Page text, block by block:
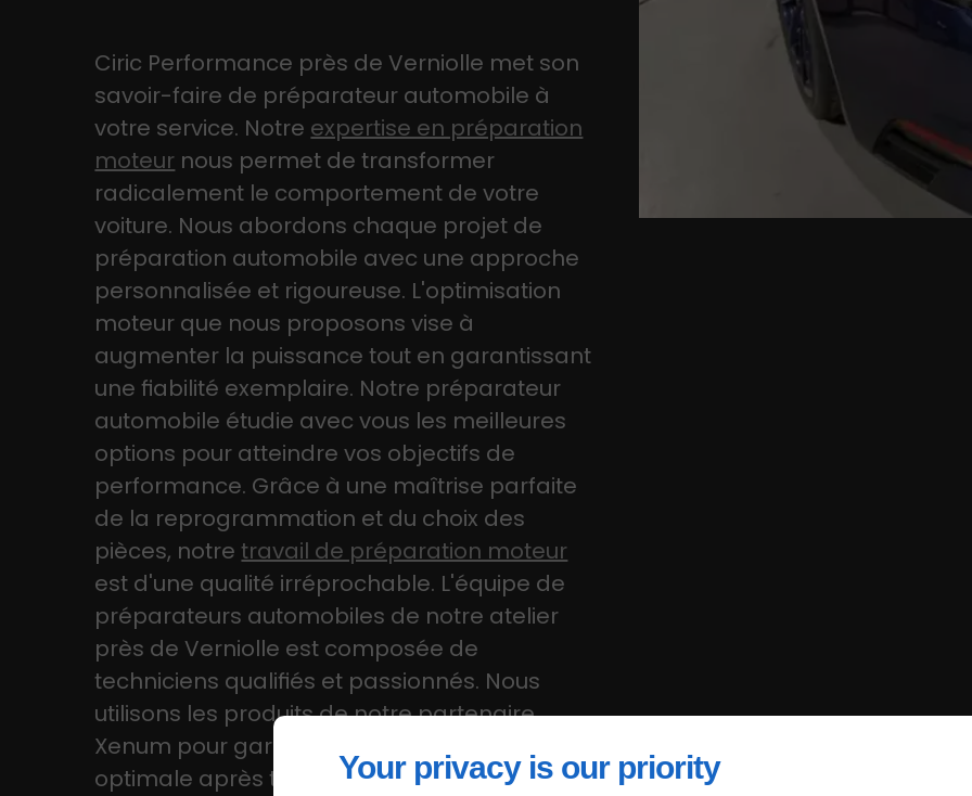
Your privacy is our priority
Ciric Performance près de Verniolle met son
savoir-faire de préparateur automobile à
votre service. Notre expertise en préparation
moteur nous permet de transformer
radicalement le comportement de votre
voiture. Nous abordons chaque projet de
préparation automobile avec une approche
personnalisée et rigoureuse. L'optimisation
moteur que nous proposons vise à
augmenter la puissance tout en garantissant
une fiabilité exemplaire. Notre préparateur
automobile étudie avec vous les meilleures
options pour atteindre vos objectifs de
performance. Grâce à une maîtrise parfaite
de la reprogrammation et du choix des
pièces, notretravail de préparation moteur
est d'une qualité irréprochable. L'équipe de
préparateurs automobiles de notre atelier
près de Verniolle est composée de
techniciens qualifiés et passionnés. Nous
utilisons les produits de notre partenaire
Xenum pour garantir une lubrification
optimale après toute préparation moteur.